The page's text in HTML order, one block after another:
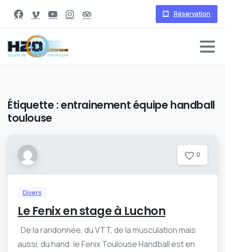
Réservation
Étiquette :entrainement équipe handball
toulouse
0
Divers
Le Fenix en stage à Luchon
De la randonnée, du VTT, de la musculation mais
aussi, du hand: le Fenix Toulouse Handball est en